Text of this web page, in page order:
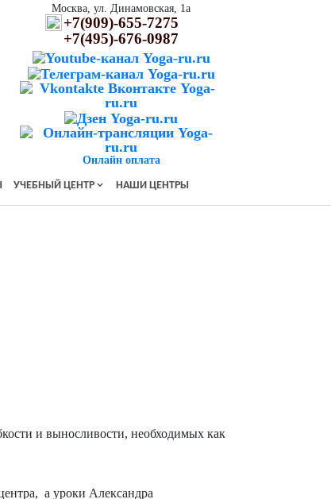
Москва, ул. Динамовская, 1а
+7(909)-655-7275
+7(495)-676-0987
Онлайн оплата
УЧЕБНЫЙ ЦЕНТР НАШИ ЦЕНТРЫ
и выносливости, необходимых как
а уроки Александра